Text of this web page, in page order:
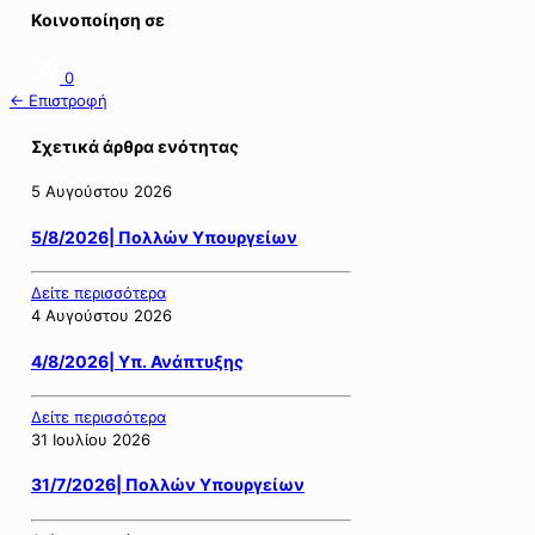
Κοινοποίηση σε
0
← Επιστροφή
Σχετικά άρθρα ενότητας
5 Αυγούστου 2026
5/8/2026| Πολλών Υπουργείων
Δείτε περισσότερα
4 Αυγούστου 2026
4/8/2026| Υπ. Ανάπτυξης
Δείτε περισσότερα
31 Ιουλίου 2026
31/7/2026| Πολλών Υπουργείων